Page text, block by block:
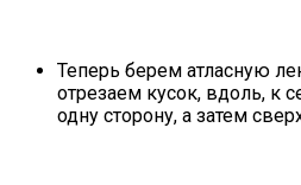
Теперь берем атласную
отрезаем кусок, вдоль, к
одну сторону, а затем